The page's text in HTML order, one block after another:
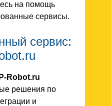
на помощь
сервисы.
сервис:
Robot.ru
решения по
и